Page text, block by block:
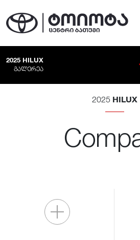
2025 HILUX
ᲒᲐᲚᲔᲠᲔᲐ
2025 HILUX